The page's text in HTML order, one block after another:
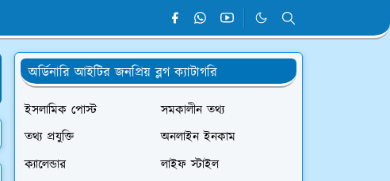
অর্ডিনারি আইটির জনপ্রিয় ব্লগ ক্যাটাগরি
ইসলামিক পোস্ট
সমকালীন তথ্য
তথ্য প্রযুক্তি
অনলাইন ইনকাম
ক্যালেন্ডার
লাইফ স্টাইল